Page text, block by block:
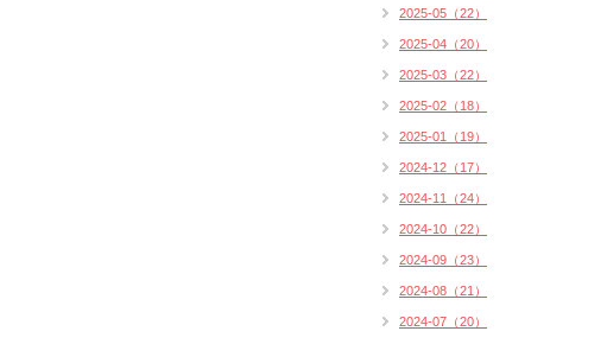
2025-05（22）
2025-04（20）
2025-03（22）
2025-02（18）
2025-01（19）
2024-12（17）
2024-11（24）
2024-10（22）
2024-09（23）
2024-08（21）
2024-07（20）